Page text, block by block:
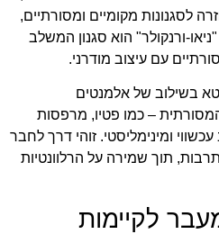
לסגנונות מקומיים ומסורתיים,
ורנקולר" הוא סגנון המשלב
עם עיצוב מודרני.
בשילוב של אלמנטים
– כמו פטיו, מרפסות
ומינימליסטי. זוהי דרך לחבר
תוך שמירה על הרלוונטיות
לקיימות